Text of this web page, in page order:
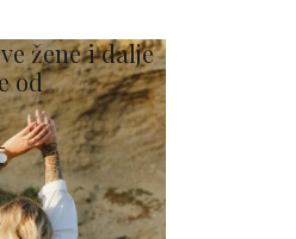
žene i dalje
od